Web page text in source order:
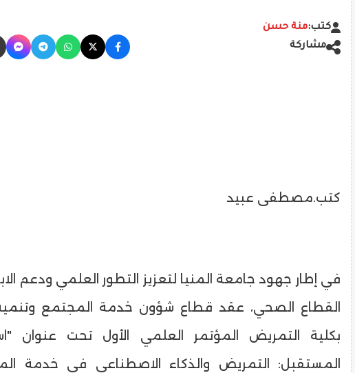
كتب:منة حسن
مشاركة
كتب.مصطفى عبيد
في إطار جهود جامعة المنيا لتعزيز التطور العلمي ودعم
القطاع الصحي، عقد قطاع شؤون خدمة المجتمع وتنمية
بكلية التمريض المؤتمر العلمي الأول تحت عنوان
المستقبل: التمريض والذكاء الاصطناعي في خدمة